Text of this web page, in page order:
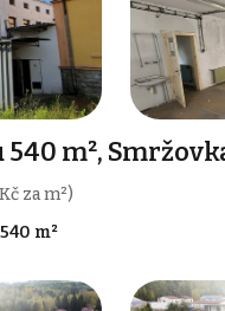
m²,
za m²)
540 m²